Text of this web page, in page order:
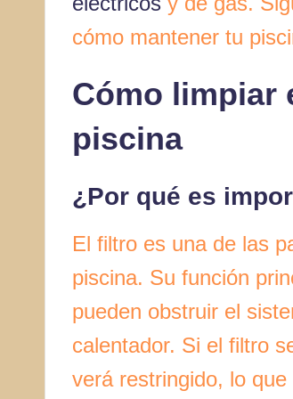
cómo mantener tu
Cómo limpiar
piscina
¿Por qué es
El filtro es una de las
piscina. Su función
pueden obstruir el
calentador. Si el filtro
verá restringido, lo